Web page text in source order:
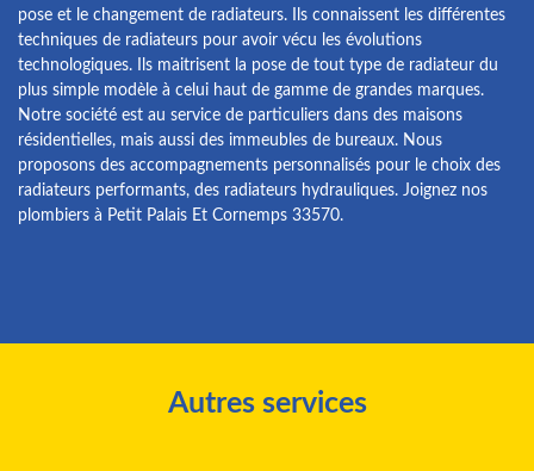
pose et le changement de radiateurs. Ils connaissent les différentes
techniques de radiateurs pour avoir vécu les évolutions
technologiques. Ils maitrisent la pose de tout type de radiateur du
plus simple modèle à celui haut de gamme de grandes marques.
Notre société est au service de particuliers dans des maisons
résidentielles, mais aussi des immeubles de bureaux. Nous
proposons des accompagnements personnalisés pour le choix des
radiateurs performants, des radiateurs hydrauliques. Joignez nos
plombiers à Petit Palais Et Cornemps 33570.
Autres services